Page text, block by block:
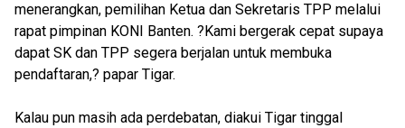
menerangkan, pemilihan Ketua dan Sekretaris TPP melalui
rapat pimpinan KONI Banten. ?Kami bergerak cepat supaya
dapat SK dan TPP segera berjalan untuk membuka
pendaftaran,? papar Tigar.
Kalau pun masih ada perdebatan, diakui Tigar tinggal